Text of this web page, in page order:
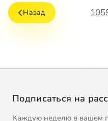
Назад
Подписаться на
Каждую неделю в вашем